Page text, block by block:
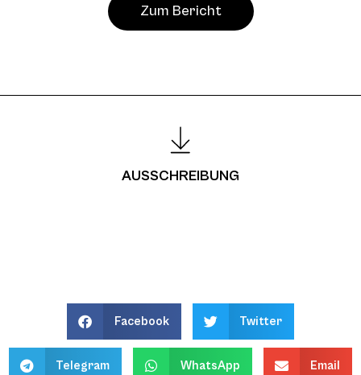
Zum Bericht
AUSSCHREIBUNG
Facebook Twitter
Telegram WhatsApp Email